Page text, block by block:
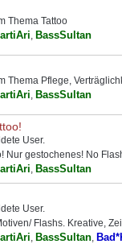
Thema Tattoo
, BassSultan
Thema Pflege,
, BassSultan
User.
Nur gestochenes! No
, BassSultan
User.
Flashs. Kreative,
, BassSultan,